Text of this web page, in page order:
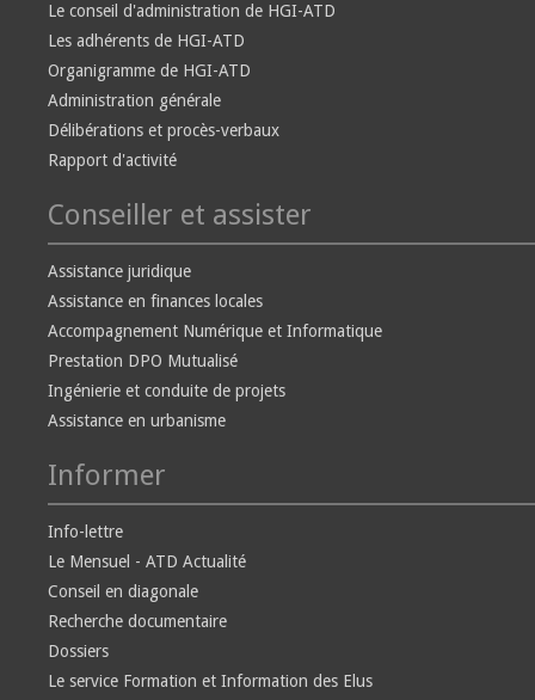
Le conseil d'administration de HGI-ATD
Les adhérents de HGI-ATD
Organigramme de HGI-ATD
Administration générale
Délibérations et procès-verbaux
Rapport d'activité
Conseiller et assister
Assistance juridique
Assistance en finances locales
Accompagnement Numérique et Informatique
Prestation DPO Mutualisé
Ingénierie et conduite de projets
Assistance en urbanisme
Informer
Info-lettre
Le Mensuel - ATD Actualité
Conseil en diagonale
Recherche documentaire
Dossiers
Le service Formation et Information des Elus